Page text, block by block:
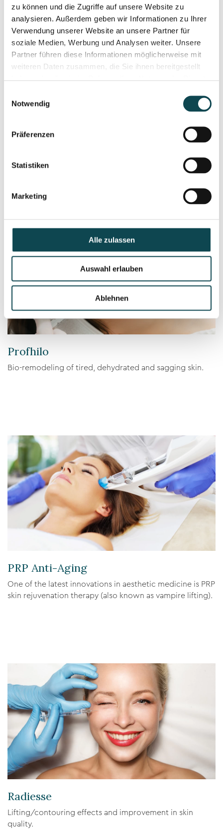
zu können und die Zugriffe auf unsere Website zu
analysieren. Außerdem geben wir Informationen zu Ihrer
Verwendung unserer Website an unsere Partner für
soziale Medien, Werbung und Analysen weiter. Unsere
Partner führen diese Informationen möglicherweise mit
weiteren Daten zusammen, die Sie ihnen bereitgestellt
Notwendig
Präferenzen
Statistiken
Marketing
Alle zulassen
Auswahl erlauben
Ablehnen
Polynucleotide treatment with PolyPhil
Profhilo
Bio-remodeling of tired, dehydrated and sagging skin.
PRP Anti-Aging
One of the latest innovations in aesthetic medicine is PRP
skin rejuvenation therapy (also known as vampire lifting).
Radiesse
Lifting/contouring effects and improvement in skin
quality.